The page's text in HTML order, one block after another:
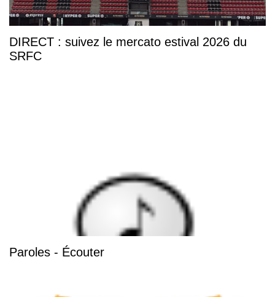
DIRECT : suivez le mercato estival 2026 du
SRFC
Paroles - Écouter